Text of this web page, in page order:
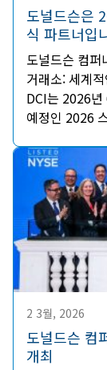
도널드슨은
식 파트너입
도널드슨 컴
거래소: 세계
DCI는 2026년
예정인 2026
2 3월, 2026
도널드슨 컴
개최